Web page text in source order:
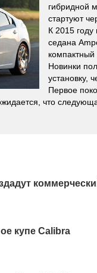
гибридной
стартуют
К 2015 году
седана
компактный
Новинки
установку,
Первое
что
купе Calibra